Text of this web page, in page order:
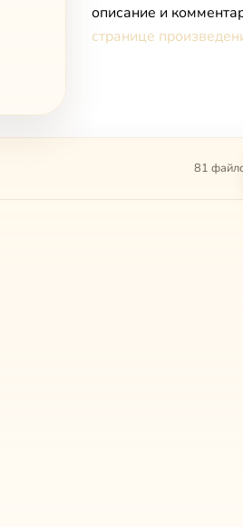
описание и
странице
81